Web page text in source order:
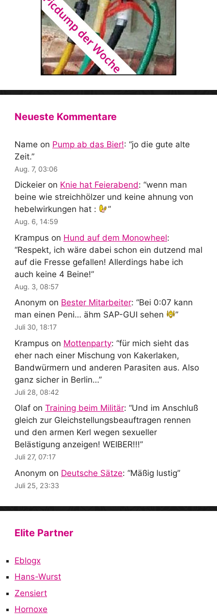
Neueste Kommentare
Name on Pump ab das Bier!: “jo die gute alte
Zeit.”
Aug. 7, 03:06
Dickeier on Knie hat Feierabend: “wenn man
beine wie streichhölzer und keine ahnung von
hebelwirkungen hat :
”
Aug. 6, 14:59
Krampus on Hund auf dem Monowheel:
“Respekt, ich wäre dabei schon ein dutzend mal
auf die Fresse gefallen! Allerdings habe ich
auch keine 4 Beine!”
Aug. 3, 08:57
Anonym on Bester Mitarbeiter: “Bei 0:07 kann
man einen Peni… ähm SAP-GUI sehen
”
Juli 30, 18:17
Krampus on Mottenparty: “für mich sieht das
eher nach einer Mischung von Kakerlaken,
Bandwürmern und anderen Parasiten aus. Also
ganz sicher in Berlin…”
Juli 28, 08:42
Olaf on Training beim Militär: “Und im Anschluß
gleich zur Gleichstellungsbeauftragen rennen
und den armen Kerl wegen sexueller
Belästigung anzeigen! WEIBER!!!”
Juli 27, 07:17
Anonym on Deutsche Sätze: “Mäßig lustig”
Juli 25, 23:33
Elite Partner
Eblogx
Hans-Wurst
Zensiert
Hornoxe